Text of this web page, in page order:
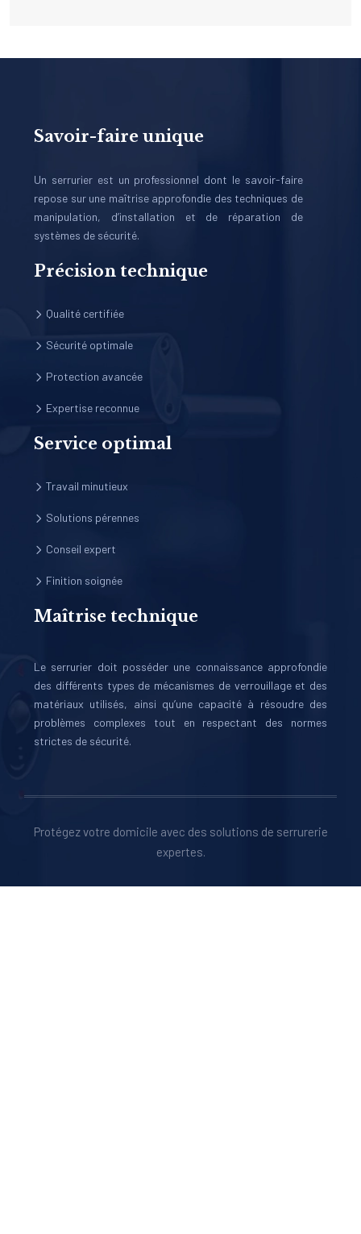
Savoir-faire unique
Un serrurier est un professionnel dont le savoir-faire
repose sur une maîtrise approfondie des techniques de
manipulation, d’installation et de réparation de
systèmes de sécurité.
Précision technique
Qualité certifiée
Sécurité optimale
Protection avancée
Expertise reconnue
Service optimal
Travail minutieux
Solutions pérennes
Conseil expert
Finition soignée
Maîtrise technique
Le serrurier doit posséder une connaissance approfondie
des différents types de mécanismes de verrouillage et des
matériaux utilisés, ainsi qu’une capacité à résoudre des
problèmes complexes tout en respectant des normes
strictes de sécurité.
Protégez votre domicile avec des solutions de serrurerie
expertes.